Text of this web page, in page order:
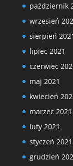
październik
wrzesień
sierpień 2021
lipiec 2021
czerwiec
maj 2021
kwiecień
marzec 2021
luty 2021
styczeń 2021
grudzień